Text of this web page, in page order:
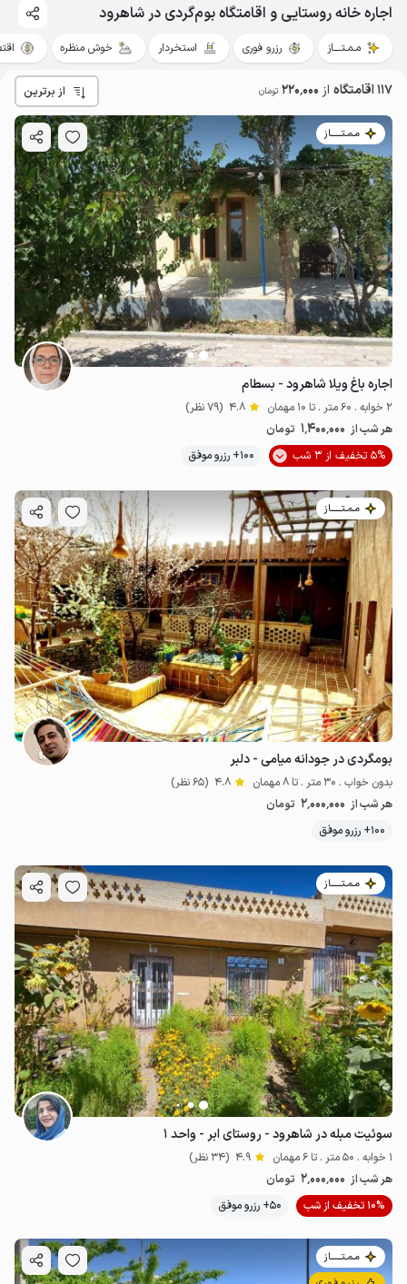
اجاره خانه روستایی و اقامتگاه بوم‌گردی در شاهرود
مـمـتــــاز رزرو فوری استخردار خوش منظره
117 اقامتگاه از 220٬000 تومان از برترین
مـمـتــــــاز
اجاره باغ ویلا شاهرود - بسطام
2 خوابه . 60 متر . تا 10 مهمان 4.8 (79 نظر)
هر شب از 1٬400٬000 تومان
5% تخفیف از 3 شب
100+ رزرو موفق
مـمـتــــــاز
بومگردی در جودانه میامی - دلبر
بدون خواب . 30 متر . تا 8 مهمان 4.8 (65 نظر)
هر شب از 2٬000٬000 تومان
100+ رزرو موفق
مـمـتــــــاز
سوئیت مبله در شاهرود - روستای ابر - واحد ۱
1 خوابه . 50 متر . تا 6 مهمان 4.9 (34 نظر)
هر شب از 2٬000٬000 تومان
10% تخفیف از شب
50+ رزرو موفق
مـمـتــــــاز